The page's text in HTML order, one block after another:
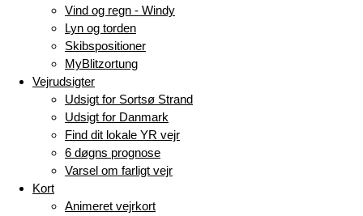
Vind og regn - Windy
Lyn og torden
Skibspositioner
MyBlitzortung
Vejrudsigter
Udsigt for Sortsø Strand
Udsigt for Danmark
Find dit lokale YR vejr
6 døgns prognose
Varsel om farligt vejr
Kort
Animeret vejrkort